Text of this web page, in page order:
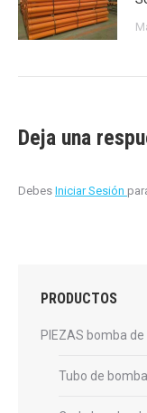
Deja una
Debes Iniciar Sesión
PRODUCTOS
PIEZAS bomba
Tubo de